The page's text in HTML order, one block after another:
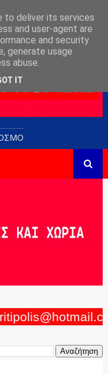
to deliver its services
and user-agent are
and security
generate usage
abuse.
IT